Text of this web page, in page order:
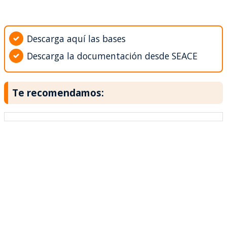
Descarga aquí las bases
Descarga la documentación desde SEACE
Te recomendamos: